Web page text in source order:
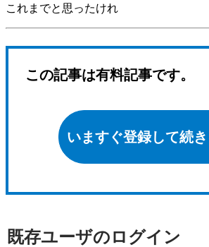
これまでと思ったけれ
この記事は有料記事です。
いますぐ登録して続
既存ユーザのログイン